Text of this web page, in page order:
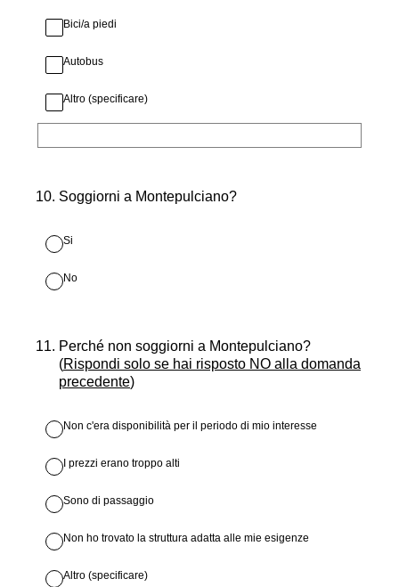
Bici/a piedi
Autobus
Altro (specificare)
10. Soggiorni a Montepulciano?
Si
No
11. Perché non soggiorni a Montepulciano?
(Rispondi solo se hai risposto NO alla domanda
precedente)
Non c'era disponibilità per il periodo di mio interesse
I prezzi erano troppo alti
Sono di passaggio
Non ho trovato la struttura adatta alle mie esigenze
Altro (specificare)